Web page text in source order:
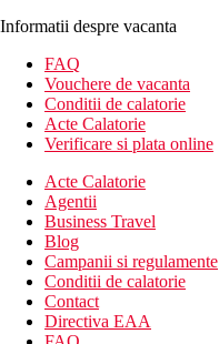
Informatii despre vacanta
FAQ
Vouchere de vacanta
Conditii de calatorie
Acte Calatorie
Verificare si plata online
Acte Calatorie
Agentii
Business Travel
Blog
Campanii si regulamente
Conditii de calatorie
Contact
Directiva EAA